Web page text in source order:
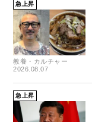
急上昇
教養・カルチャー
2026.08.07
急上昇